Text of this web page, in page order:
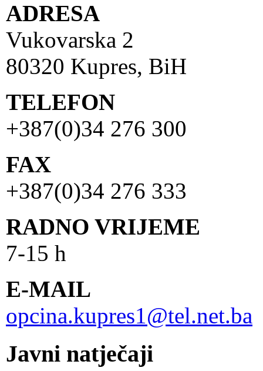
ADRESA
Vukovarska 2
80320 Kupres, BiH
TELEFON
+387(0)34 276 300
FAX
+387(0)34 276 333
RADNO VRIJEME
7-15 h
E-MAIL
opcina.kupres1@tel.net.ba
Javni natječaji